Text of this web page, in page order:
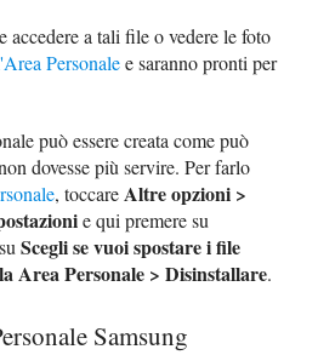
accedere a tali file o vedere le foto
Personalee saranno pronti per
può essere creata come può
dovesse più servire. Per farlo
, toccareAltre opzioni >
e qui premere su
Scegli se vuoi spostare i file
Area Personale > Disinstallare.
Samsung